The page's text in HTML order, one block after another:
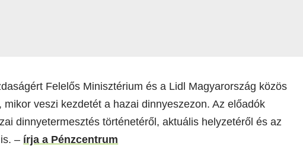
Felelős Minisztérium és a Lidl Magyarország közös
veszi kezdetét a hazai dinnyeszezon. Az előadók
dinnyetermesztés történetéről, aktuális helyzetéről és az
– írja a Pénzcentrum